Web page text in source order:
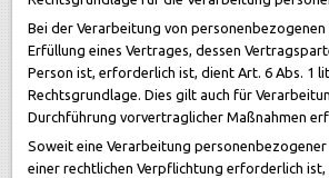
Bei der Verarbeitung von
Erfüllung eines Vertrages, dessen
Person ist, erforderlich ist, dient Art. 6 Abs. 1
Rechtsgrundlage. Dies gilt auch für
Durchführung vorvertraglicher Maßnahmen
Soweit eine Verarbeitung
einer rechtlichen Verpflichtung erforderlich ist,